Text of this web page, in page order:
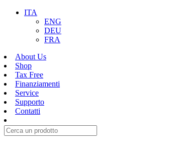
ITA
ENG
DEU
FRA
About Us
Shop
Tax Free
Finanziamenti
Service
Supporto
Contatti